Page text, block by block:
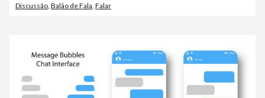
Discussão Balão de Fala Falar